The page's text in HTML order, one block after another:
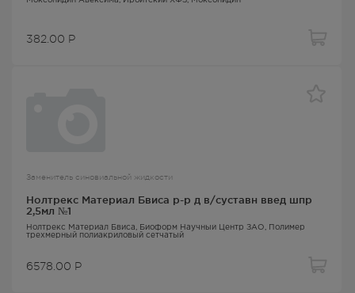
382.00 Р
Заменитель синовиальной жидкости
Нолтрекс Материал Бвиса р-р д в/суставн введ шпр
2,5мл №1
Нолтрекс Материал Бвиса , Биоформ Научный Центр ЗАО,
Полимер
трехмерный полиакриловый сетчатый
6578.00 Р